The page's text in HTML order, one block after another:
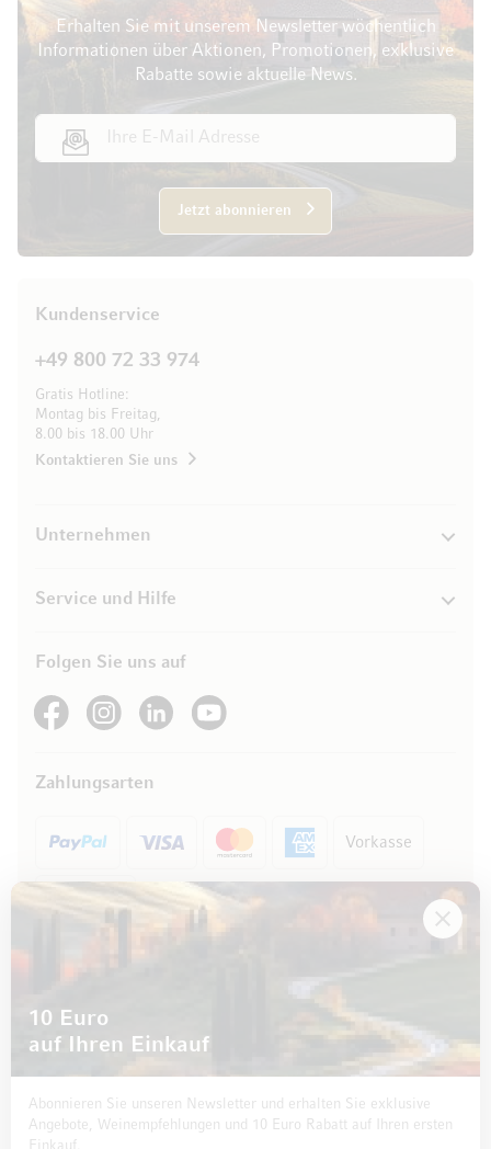
Erhalten Sie mit unserem Newsletter wöchentlich
Informationen über Aktionen, Promotionen, exklusive
Rabatte sowie aktuelle News.
Jetzt abonnieren
Kundenservice
+49 800 72 33 974
Gratis Hotline:
Montag bis Freitag,
8.00 bis 18.00 Uhr
Kontaktieren Sie uns
Unternehmen
Service und Hilfe
Folgen Sie uns auf
See our FacebookSee our Instagram account
See our LinkedInSee our YouTube channel
Zahlungsarten
Vorkasse
10 Euro
auf Ihren Einkauf
Abonnieren Sie unseren Newsletter und erhalten Sie exklusive
Angebote, Weinempfehlungen und 10 Euro Rabatt auf Ihren ersten